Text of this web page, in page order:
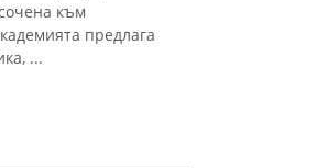
към
предлага
...